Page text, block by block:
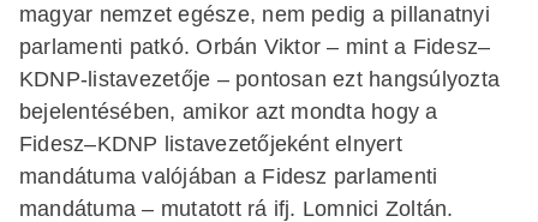
magyar nemzet egésze, nem pedig a pillanatnyi
parlamenti patkó. Orbán Viktor – mint a Fidesz–
KDNP-listavezetője – pontosan ezt hangsúlyozta
bejelentésében, amikor azt mondta hogy a
Fidesz–KDNP listavezetőjeként elnyert
mandátuma valójában a Fidesz parlamenti
mandátuma – mutatott rá ifj. Lomnici Zoltán.